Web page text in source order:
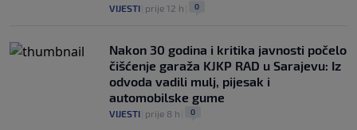
VIJESTI prije 12 h 0
Nakon 30 godina i kritika javnosti počelo
čišćenje garaža KJKP RAD u Sarajevu: Iz
odvoda vadili mulj, pijesak i
automobilske gume
VIJESTI prije 8 h 0